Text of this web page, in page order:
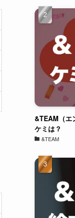
&TEAM（エ
ケミは？
&TEAM